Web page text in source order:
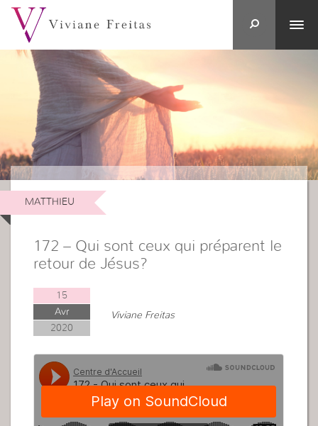
MATTHIEU
172 – Qui sont ceux qui préparent le
retour de Jésus?
15
Avr
2020
Viviane Freitas